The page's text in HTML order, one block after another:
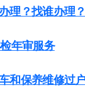
理？找谁办理
年审服务
和保养维修过